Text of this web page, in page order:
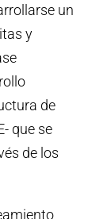
un
y
de
que se
de los